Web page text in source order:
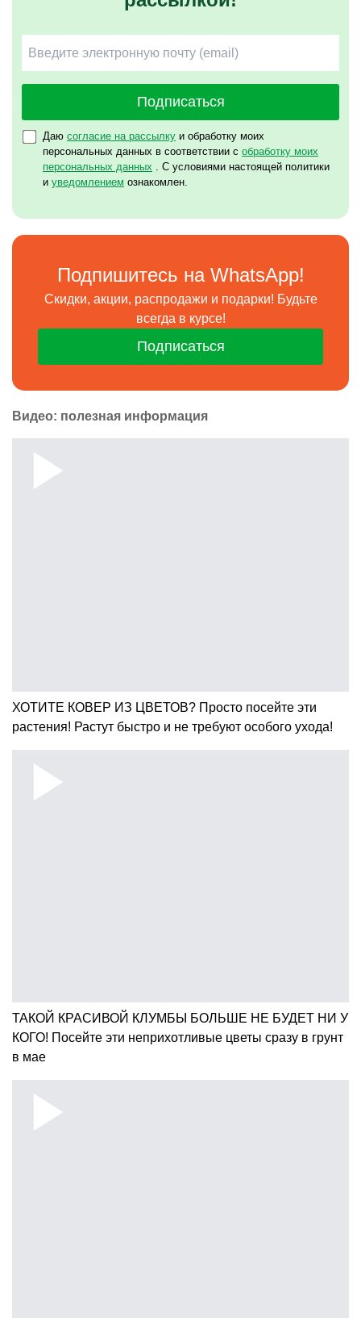
Подписаться
Даю согласие на рассылку и обработку моих
персональных данных в соответствии с обработку моих
персональных данных . С условиями настоящей политики
и уведомлением ознакомлен.
Подпишитесь на WhatsApp!
Скидки, акции, распродажи и подарки! Будьте
всегда в курсе!
Подписаться
Видео: полезная информация
ХОТИТЕ КОВЕР ИЗ ЦВЕТОВ? Просто посейте эти
растения! Растут быстро и не требуют особого ухода!
ТАКОЙ КРАСИВОЙ КЛУМБЫ БОЛЬШЕ НЕ БУДЕТ НИ У
КОГО! Посейте эти неприхотливые цветы сразу в грунт
в мае